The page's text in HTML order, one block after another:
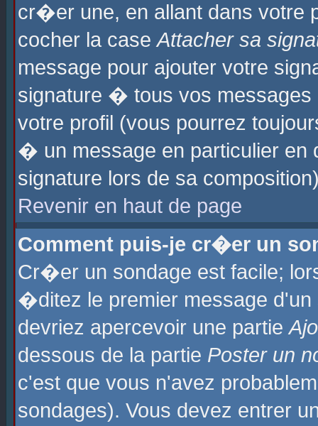
cr�er une, en allant dans
cocher la caseAttacher sa
message pour ajouter votre
signature � tous vos
votre profil (vous pourrez
� un message en particulier
signature lors de sa
Revenir en haut de page
Comment puis-je cr�er un
Cr�er un sondage est facile;
�ditez le premier message
devriez apercevoir une partie
dessous de la partie Poster un
c'est que vous n'avez
sondages). Vous devez entrer